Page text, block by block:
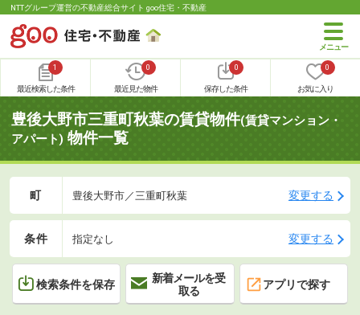
NTTグループ運営の不動産総合サイト goo住宅・不動産
1
最近検索した条件
0
最近見た物件
0
保存した条件
0
お気に入り
豊後大野市三重町秋葉の賃貸物件(賃貸マンション・
アパート) 物件一覧
町 豊後大野市／三重町秋葉 変更する
条件 指定なし 変更する
検索条件を保存
新着メールを受
取る
アプリで探す